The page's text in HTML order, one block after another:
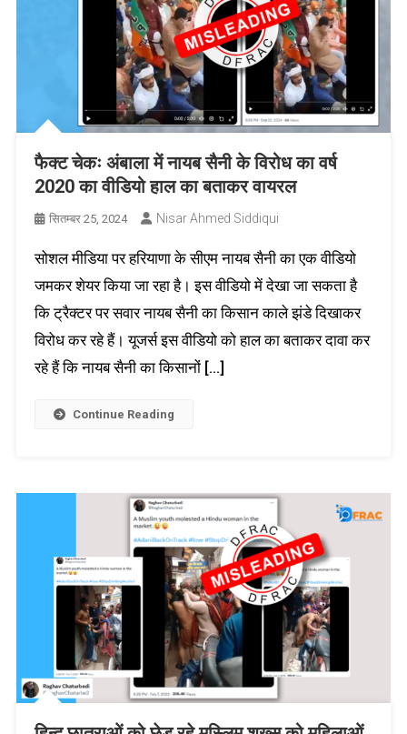
फैक्ट चेकः अंबाला में नायब सैनी के विरोध का वर्ष
2020 का वीडियो हाल का बताकर वायरल
सितम्बर 25, 2024 Nisar Ahmed Siddiqui
सोशल मीडिया पर हरियाणा के सीएम नायब सैनी का एक वीडियो
जमकर शेयर किया जा रहा है। इस वीडियो में देखा जा सकता है
कि ट्रैक्टर पर सवार नायब सैनी का किसान काले झंडे दिखाकर
विरोध कर रहे हैं। यूजर्स इस वीडियो को हाल का बताकर दावा कर
रहे हैं कि नायब सैनी का किसानों […]
Continue Reading